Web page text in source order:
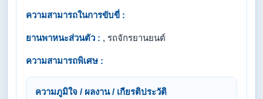
ความสามารถในการขับขี่ :
ยานพาหนะส่วนตัว : , รถจักรยานยนต์
ความสามารถพิเศษ :
ความภูมิใจ / ผลงาน / เกียรติประวัติ